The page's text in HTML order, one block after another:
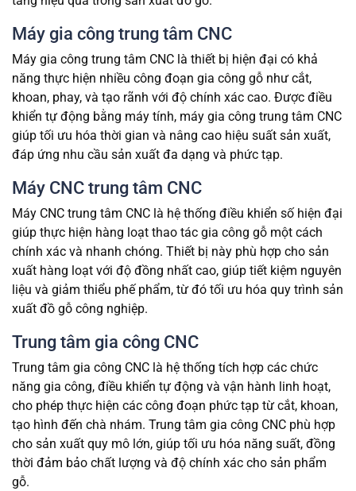
Máy gia công trung tâm CNC
Máy gia công trung tâm CNC là thiết bị hiện đại có khả
năng thực hiện nhiều công đoạn gia công gỗ như cắt,
khoan, phay, và tạo rãnh với độ chính xác cao. Được điều
khiển tự động bằng máy tính, máy gia công trung tâm CNC
giúp tối ưu hóa thời gian và nâng cao hiệu suất sản xuất,
đáp ứng nhu cầu sản xuất đa dạng và phức tạp.
Máy CNC trung tâm CNC
Máy CNC trung tâm CNC là hệ thống điều khiển số hiện đại
giúp thực hiện hàng loạt thao tác gia công gỗ một cách
chính xác và nhanh chóng. Thiết bị này phù hợp cho sản
xuất hàng loạt với độ đồng nhất cao, giúp tiết kiệm nguyên
liệu và giảm thiểu phế phẩm, từ đó tối ưu hóa quy trình sản
xuất đồ gỗ công nghiệp.
Trung tâm gia công CNC
Trung tâm gia công CNC là hệ thống tích hợp các chức
năng gia công, điều khiển tự động và vận hành linh hoạt,
cho phép thực hiện các công đoạn phức tạp từ cắt, khoan,
tạo hình đến chà nhám. Trung tâm gia công CNC phù hợp
cho sản xuất quy mô lớn, giúp tối ưu hóa năng suất, đồng
thời đảm bảo chất lượng và độ chính xác cho sản phẩm
gỗ.